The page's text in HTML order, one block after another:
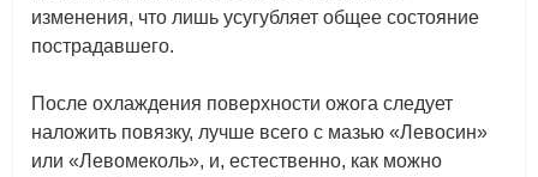
изменения, что лишь усугубляет общее состояние
пострадавшего.
После охлаждения поверхности ожога следует
наложить повязку, лучше всего с мазью «Левосин»
или «Левомеколь», и, естественно, как можно